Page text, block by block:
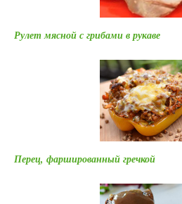
Рулет мясной с грибами в рукаве
Перец, фаршированный гречкой